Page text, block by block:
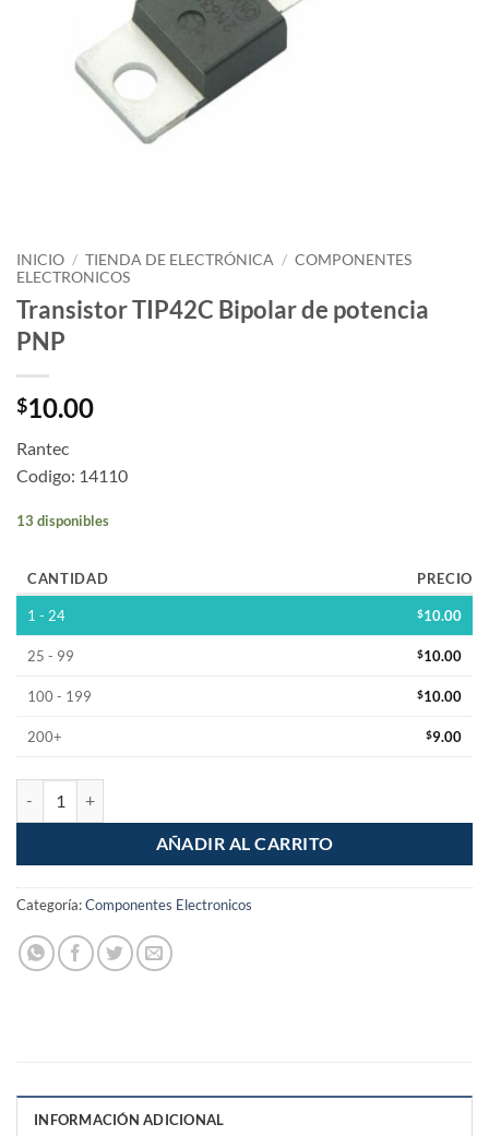
INICIO / TIENDA DE ELECTRÓNICA / COMPONENTES
ELECTRONICOS
Transistor TIP42C Bipolar de potencia
PNP
$10.00
Rantec
Codigo: 14110
13 disponibles
CANTIDAD PRECIO
1 - 24 $10.00
25 - 99 $10.00
100 - 199 $10.00
200+ $9.00
AÑADIR AL CARRITO
Categoría:Componentes Electronicos
INFORMACIÓN ADICIONAL